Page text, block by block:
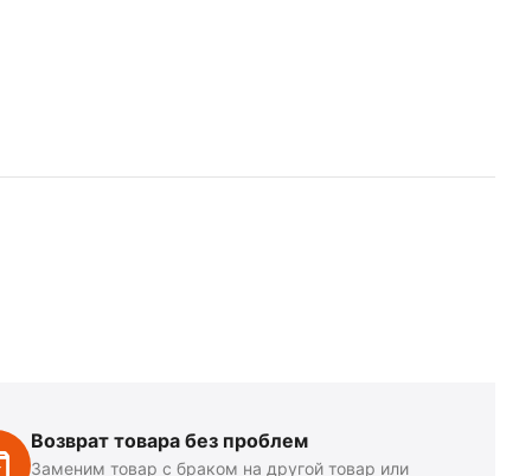
Возврат товара без проблем
Заменим товар с браком на другой товар или